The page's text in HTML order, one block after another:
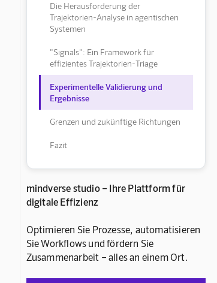
Die Herausforderung der
Trajektorien-Analyse in agentischen
Systemen
"Signals": Ein Framework für
effizientes Trajektorien-Triage
Experimentelle Validierung und
Ergebnisse
Grenzen und zukünftige Richtungen
Fazit
mindverse studio – Ihre Plattform für
digitale Effizienz
Optimieren Sie Prozesse, automatisieren
Sie Workflows und fördern Sie
Zusammenarbeit – alles an einem Ort.